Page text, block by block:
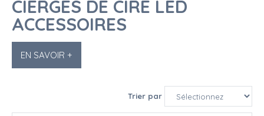
CIERGES DE CIRE LED
ACCESSOIRES
EN SAVOIR +
Trier par